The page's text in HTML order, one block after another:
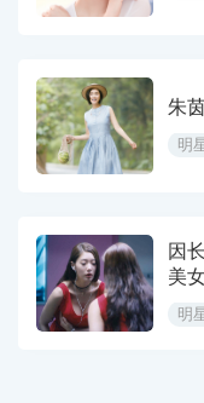
朱
明
因
美
明